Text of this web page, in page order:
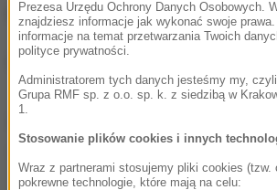
prokuratury i sądu.
(dp)
Prezesa Urzędu Ochrony Danych Osobowych.
znajdziesz informacje jak wykonać swoje prawa.
informacje na temat przetwarzania Twoich
polityce prywatności.
Administratorem tych danych jesteśmy my,
Grupa RMF sp. z o.o. sp. k. z siedzibą w
1.
Stosowanie plików cookies i innych
Wraz z partnerami stosujemy pliki cookies (tzw.
pokrewne technologie, które mają na celu: